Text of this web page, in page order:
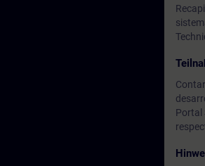
Portal